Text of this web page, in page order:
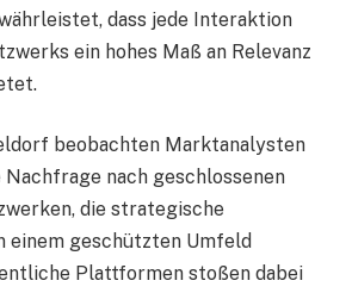
dass jede Interaktion
ein hohes Maß an Relevanz
beobachten Marktanalysten
Nachfrage nach geschlossenen
die strategische
einem geschützten Umfeld
Plattformen stoßen dabei